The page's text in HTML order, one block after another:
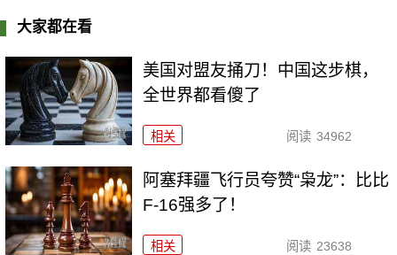
大家都在看
美国对盟友捅刀！中国这步棋，
全世界都看傻了
相关 阅读 34962
阿塞拜疆飞行员夸赞“枭龙”：比比
F-16强多了！
相关 阅读 23638